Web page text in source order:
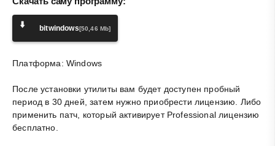
⬇️ bitwindows[50,46 Mb]
Платформа: Windows
После установки утилиты вам будет доступен пробный
период в 30 дней, затем нужно приобрести лицензию. Либо
применить патч, который активирует Professional лицензию
бесплатно.